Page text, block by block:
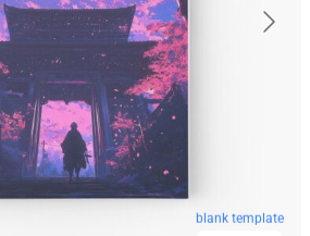
blank template